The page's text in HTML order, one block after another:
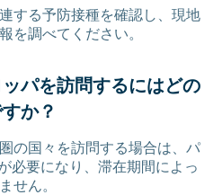
する予防接種を確認し、現地
を調べてください。
パを訪問するにはどの
か？
の国々を訪問する場合は、パ
必要になり、滞在期間によっ
せん。